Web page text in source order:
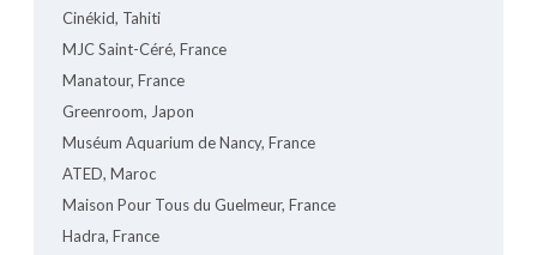
Cinékid, Tahiti
MJC Saint-Céré, France
Manatour, France
Greenroom, Japon
Muséum Aquarium de Nancy, France
ATED, Maroc
Maison Pour Tous du Guelmeur, France
Hadra, France